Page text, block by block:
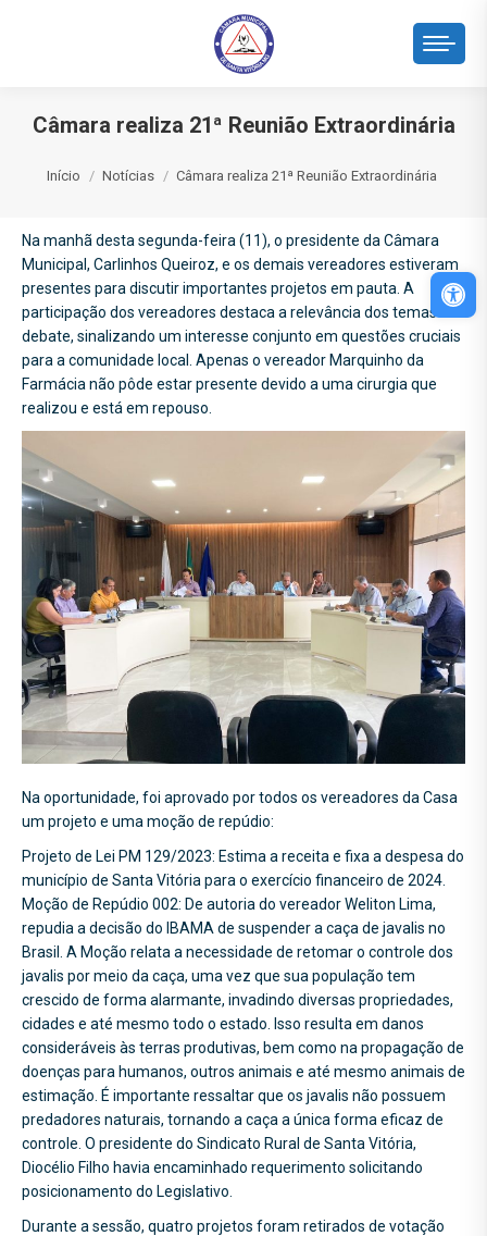
Câmara realiza 21ª Reunião Extraordinária
Início Notícias Câmara realiza 21ª Reunião Extraordinária
Na manhã desta segunda-feira (11), o presidente da Câmara
Municipal, Carlinhos Queiroz, e os demais vereadores estiveram
presentes para discutir importantes projetos em pauta. A
participação dos vereadores destaca a relevância dos temas em
debate, sinalizando um interesse conjunto em questões cruciais
para a comunidade local. Apenas o vereador Marquinho da
Farmácia não pôde estar presente devido a uma cirurgia que
realizou e está em repouso.
Na oportunidade, foi aprovado por todos os vereadores da Casa
um projeto e uma moção de repúdio:
Projeto de Lei PM 129/2023: Estima a receita e fixa a despesa do
município de Santa Vitória para o exercício financeiro de 2024.
Moção de Repúdio 002: De autoria do vereador Weliton Lima,
repudia a decisão do IBAMA de suspender a caça de javalis no
Brasil. A Moção relata a necessidade de retomar o controle dos
javalis por meio da caça, uma vez que sua população tem
crescido de forma alarmante, invadindo diversas propriedades,
cidades e até mesmo todo o estado. Isso resulta em danos
consideráveis às terras produtivas, bem como na propagação de
doenças para humanos, outros animais e até mesmo animais de
estimação. É importante ressaltar que os javalis não possuem
predadores naturais, tornando a caça a única forma eficaz de
controle. O presidente do Sindicato Rural de Santa Vitória,
Diocélio Filho havia encaminhado requerimento solicitando
posicionamento do Legislativo.
Durante a sessão, quatro projetos foram retirados de votação